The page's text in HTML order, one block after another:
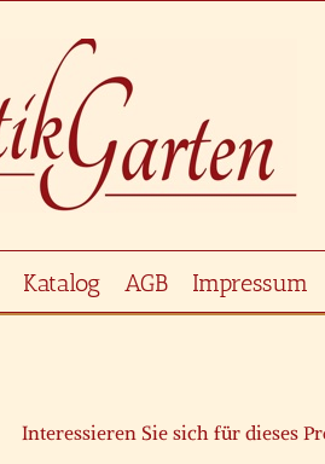
Katalog AGB Impressum
Interessieren Sie sich für dieses